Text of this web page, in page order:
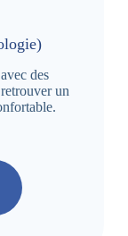
des
un